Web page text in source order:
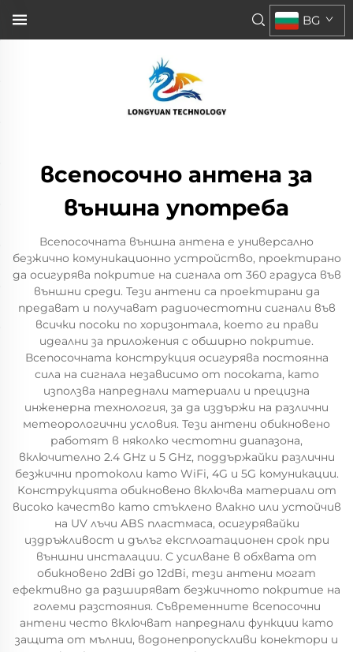
BG
всепосочно антена за
външна употреба
Всепосочната външна антена е универсално
безжично комуникационно устройство, проектирано
да осигурява покритие на сигнала от 360 градуса във
външни среди. Тези антени са проектирани да
предават и получават радиочестотни сигнали във
всички посоки по хоризонтала, което ги прави
идеални за приложения с обширно покритие.
Всепосочната конструкция осигурява постоянна
сила на сигнала независимо от посоката, като
използва напреднали материали и прецизна
инженерна технология, за да издържи на различни
метеорологични условия. Тези антени обикновено
работят в няколко честотни диапазона,
включително 2.4 GHz и 5 GHz, поддържайки различни
безжични протоколи като WiFi, 4G и 5G комуникации.
Конструкцията обикновено включва материали от
високо качество като стъклено влакно или устойчив
на UV лъчи ABS пластмаса, осигурявайки
издръжливост и дълъг експлоатационен срок при
външни инсталации. С усилване в обхвата от
обикновено 2dBi до 12dBi, тези антени могат
ефективно да разширяват безжичното покритие на
големи разстояния. Съвременните всепосочни
антени често включват напреднали функции като
защита от мълнии, водонепропускливи конектори и